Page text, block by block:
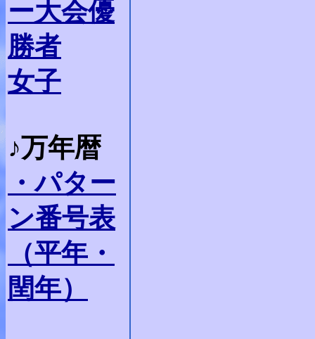
ー大会優
勝者
女子
♪万年暦
・パター
ン番号表
（平年・
閏年）